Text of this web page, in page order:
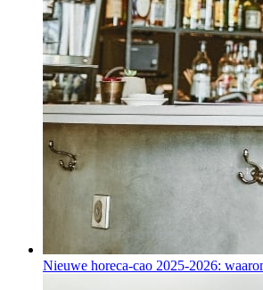
Nieuwe horeca-cao 2025-2026: